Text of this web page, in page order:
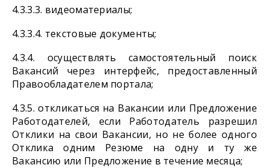
4.3.3.3. видеоматериалы;
4.3.3.4. текстовые документы;
4.3.4. осуществлять самостоятельный поиск
Вакансий через интерфейс, предоставленный
Правообладателем портала;
4.3.5. откликаться на Вакансии или Предложение
Работодателей, если Работодатель разрешил
Отклики на свои Вакансии, но не более одного
Отклика одним Резюме на одну и ту же
Вакансию или Предложение в течение месяца;